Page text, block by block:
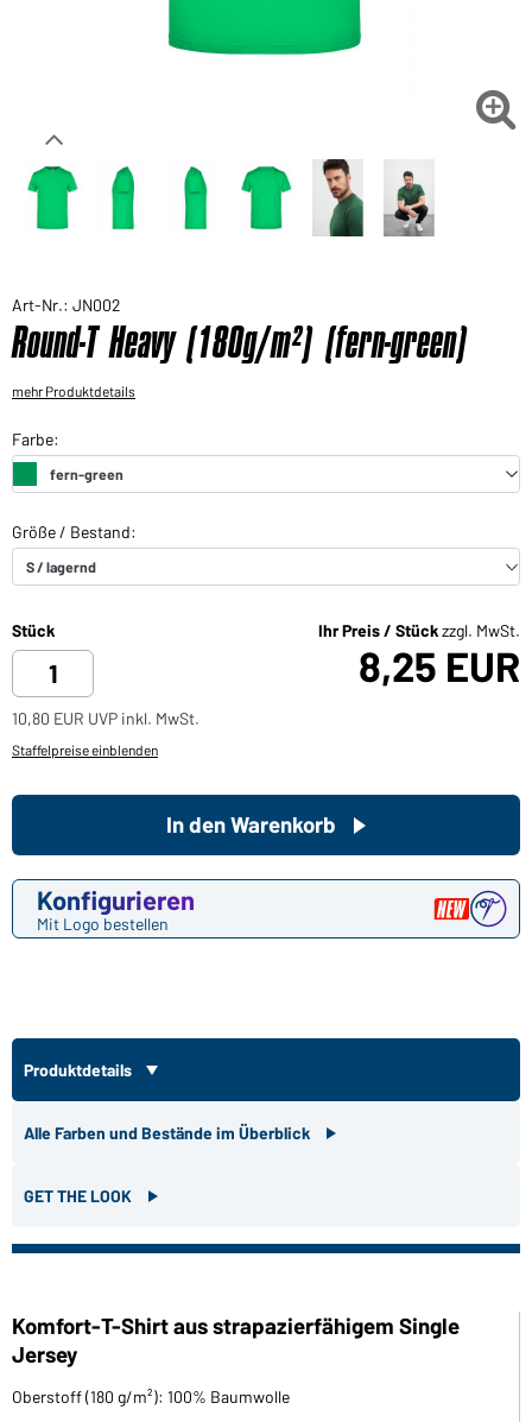
Sie möchten gerne für Ihren privaten Bedarf

Art-Nr.: JN002
Round-T Heavy (180g/m²) (fern-green)
mehr Produktdetails
Stück Ihr Preis / Stückzzgl. MwSt.
8,25 EUR
10,80 EUR UVP inkl. MwSt.
Staffelpreise einblenden
Konfigurieren
Mit Logo bestellen
In den Warenkorb
Produktdetails
Alle Farben und Bestände im Überblick
GET THE LOOK
Komfort-T-Shirt aus strapazierfähigem Single
Jersey
Oberstoff (180 g/m²): 100% Baumwolle